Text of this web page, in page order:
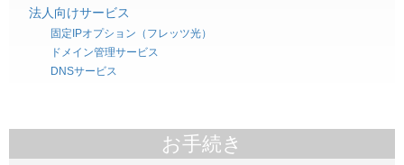
法人向けサービス
固定IPオプション（フレッツ光）
ドメイン管理サービス
DNSサービス
お手続き